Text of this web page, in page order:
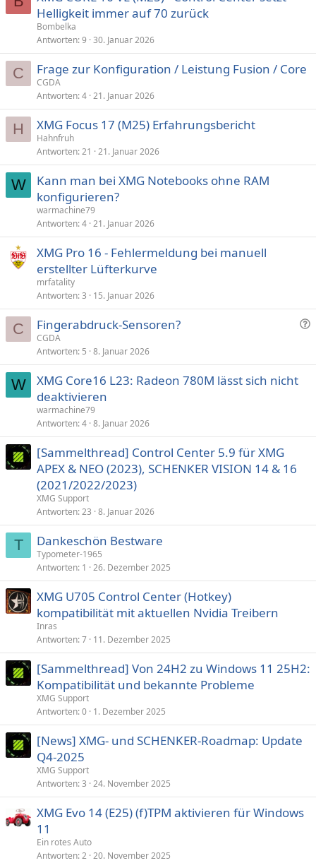
Helligkeit immer auf 70 zurück
Bombelka
Antworten 9 30. Januar 2026
C Frage zur Konfiguration / Leistung Fusion / Core
CGDA
Antworten 4 21. Januar 2026
H XMG Focus 17 (M25) Erfahrungsbericht
Hahnfruh
Antworten 21 21. Januar 2026
W
Kann man bei XMG Notebooks ohne RAM
konfigurieren?
warmachine79
Antworten 4 21. Januar 2026
XMG Pro 16 - Fehlermeldung bei manuell
erstellter Lüfterkurve
mrfatality
Antworten 3 15. Januar 2026
C
F
g
Fingerabdruck-Sensoren?
CGDA
Antworten 5 8. Januar 2026
W
XMG Core16 L23: Radeon 780M lässt sich nicht
deaktivieren
warmachine79
Antworten 4 8. Januar 2026
[Sammelthread] Control Center 5.9 für XMG
APEX & NEO (2023), SCHENKER VISION 14 & 16
(2021/2022/2023)
XMG Support
Antworten 23 8. Januar 2026
T Dankeschön Bestware
Typometer-1965
Antworten 1 26. Dezember 2025
XMG U705 Control Center (Hotkey)
kompatibilität mit aktuellen Nvidia Treibern
Inras
Antworten 7 11. Dezember 2025
[Sammelthread] Von 24H2 zu Windows 11 25H2:
Kompatibilität und bekannte Probleme
XMG Support
Antworten 0 1. Dezember 2025
[News] XMG- und SCHENKER-Roadmap: Update
Q4-2025
XMG Support
Antworten 3 24. November 2025
XMG Evo 14 (E25) (f)TPM aktivieren für Windows
11
Ein rotes Auto
Antworten 2 20. November 2025